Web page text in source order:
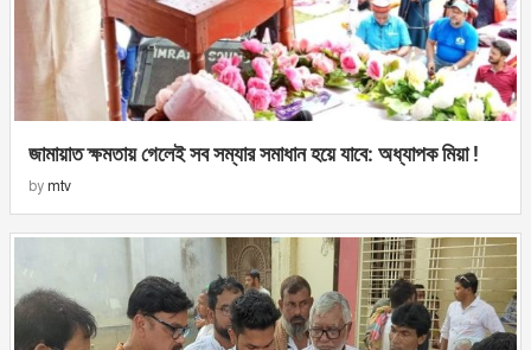
জামায়াত ক্ষমতায় গেলেই সব সম্যার সমাধান হয়ে যাবে: অধ্যাপক মিয়া !
by mtv